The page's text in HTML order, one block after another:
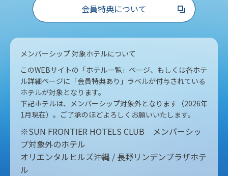
会員特典について
メンバーシップ 対象ホテルについて
このWEBサイトの「ホテル一覧」ページ、もしくは各ホテ
ル詳細ページに「会員特典あり」ラベルが付与されている
ホテルが対象となります。
下記ホテルは、メンバーシップ対象外となります（2026年
1月現在）。ご了承のほどよろしくお願いいたします。
※SUN FRONTIER HOTELS CLUB メンバーシッ
プ対象外のホテル
オリエンタルヒルズ沖縄 / 長野リンデンプラザホテ
ル